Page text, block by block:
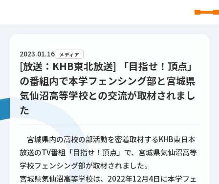
2023.01.16 メディア
[放送：KHB東北放送] 「目指せ！頂点」
の番組内で本学フェンシング部と宮城県
気仙沼高等学校との交流が取材されまし
た
宮城県内の高校の部活動を密着取材するKHB東日本
放送のTV番組「目指せ！頂点」で、宮城県気仙沼高等
学校フェンシング部が取材されました。
宮城県気仙沼高等学校は、2022年12月4日に本学フェ